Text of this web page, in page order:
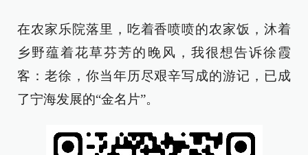
在农家乐院落里，吃着香喷喷的农家饭，沐着
乡野蕴着花草芬芳的晚风，我很想告诉徐霞
客：老徐，你当年历尽艰辛写成的游记，已成
了宁海发展的“金名片”。